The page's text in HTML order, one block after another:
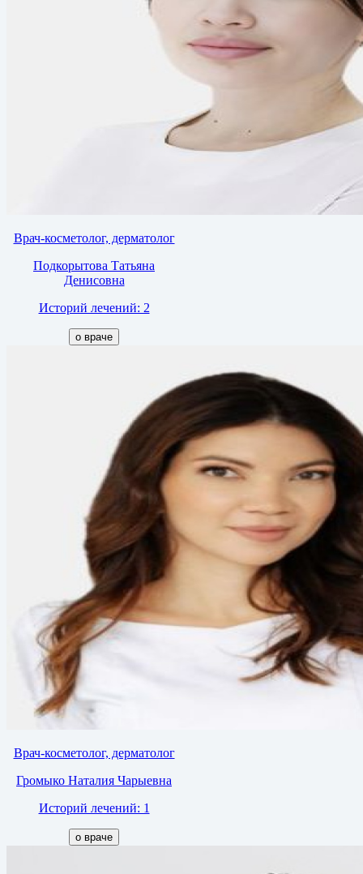
Врач-косметолог, дерматолог
Подкорытова Татьяна
Денисовна
Историй лечений: 2
о враче
Врач-косметолог, дерматолог
Громыко Наталия Чарыевна
Историй лечений: 1
о враче